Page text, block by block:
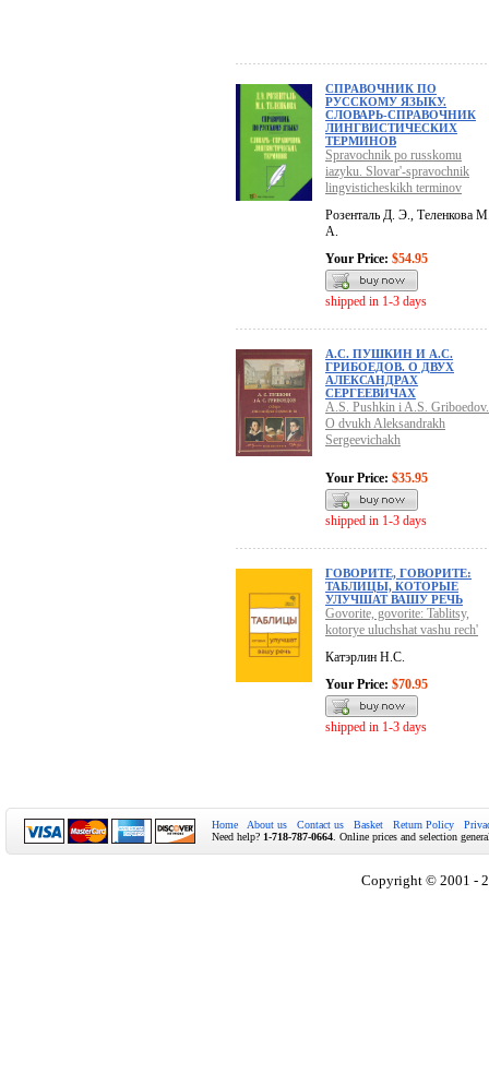
СПРАВОЧНИК ПО
РУССКОМУ ЯЗЫКУ.
СЛОВАРЬ-СПРАВОЧНИК
ЛИНГВИСТИЧЕСКИХ
ТЕРМИНОВ
Spravochnik po russkomu
iazyku. Slovar'-spravochnik
lingvisticheskikh terminov
Розенталь Д. Э., Теленкова
А.
Your Price: $54.95
shipped in 1-3 days
А.С. ПУШКИН И А.С.
ГРИБОЕДОВ. О ДВУХ
АЛЕКСАНДРАХ
СЕРГЕЕВИЧАХ
A.S. Pushkin i A.S. Griboedov.
O dvukh Aleksandrakh
Sergeevichakh
Your Price: $35.95
shipped in 1-3 days
ГОВОРИТЕ, ГОВОРИТЕ:
ТАБЛИЦЫ, КОТОРЫЕ
УЛУЧШАТ ВАШУ РЕЧЬ
Govorite, govorite: Tablitsy,
kotorye uluchshat vashu rech'
Катэрлин Н.С.
Your Price: $70.95
shipped in 1-3 days
Home About us Contact us Basket Return Policy
Need help? 1-718-787-0664 . Online prices and selection
Copyright © 2001 -